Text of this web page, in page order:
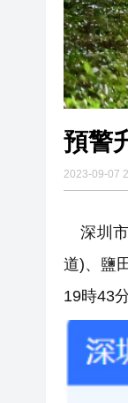
預警
2023-09-07
深圳市
道)、鹽
19時43